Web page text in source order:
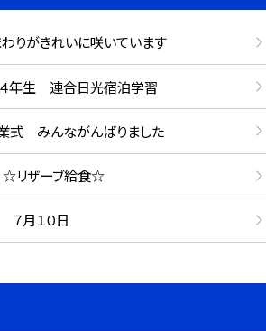
りがきれいに咲いています
年生 連合日光宿泊学習
式 みんながんばりました
☆リザーブ給食☆
月１０日